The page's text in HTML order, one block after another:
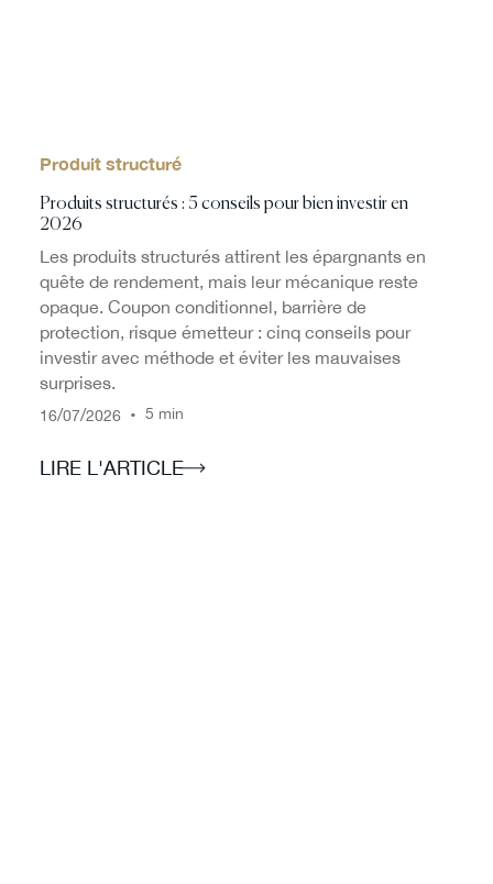
Produit structuré
Produits structurés : 5 conseils pour bien investir en
2026
Les produits structurés attirent les épargnants en
quête de rendement, mais leur mécanique reste
opaque. Coupon conditionnel, barrière de
protection, risque émetteur : cinq conseils pour
investir avec méthode et éviter les mauvaises
surprises.
16/07/2026 • 5 min
LIRE L'ARTICLE